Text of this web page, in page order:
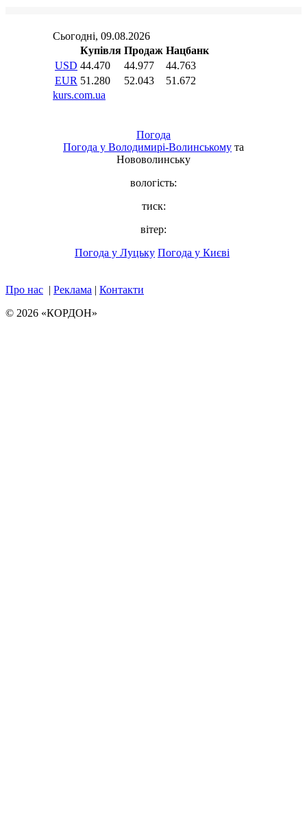
Погода
Погода у Володимирі-Волинському та
Нововолинську
вологість:
тиск:
вітер:
Погода у Луцьку Погода у Києві
Про нас | Реклама | Контакти
© 2026 «КОРДОН»